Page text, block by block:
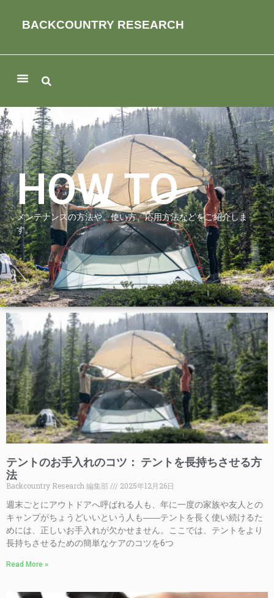
BACKCOUNTRY RESEARCH
HOW TO
メンテナンスの方法や、使い方、応用方法などをご紹介しま
す。
テントのお手入れのコツ： テントを長持ちさせる方
法
Backcountry Research 編集部
2025年12月26日
週末ごとにアウトドアへ呼ばれる人も、年に一度の家族や友人との
キャンプがちょうどいいという人も――テントを長く使い続けるた
めには、正しいお手入れが欠かせません。ここでは、テントをより
長持ちさせるための簡単なケアのコツを6つ
Read More »